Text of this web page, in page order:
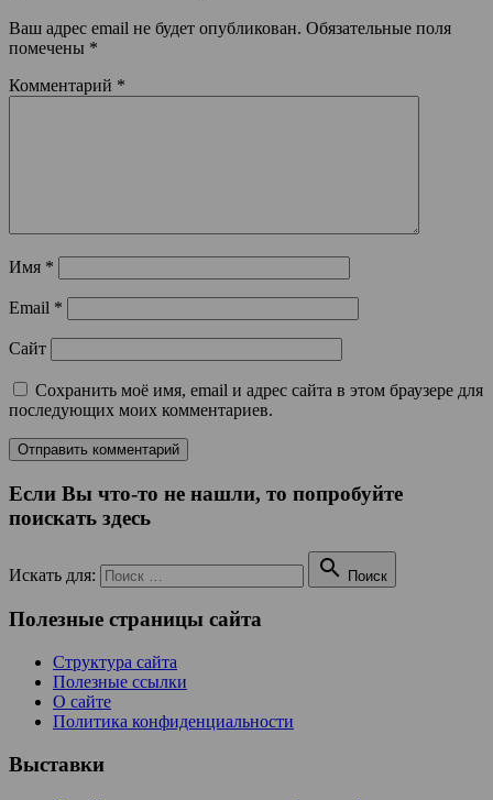
Ваш адрес email не будет опубликован. Обязательные поля
помечены *
Комментарий *
Имя *
Email *
Сайт
Сохранить моё имя, email и адрес сайта в этом браузере для
последующих моих комментариев.
Если Вы что-то не нашли, то попробуйте
поискать здесь
Искать для:  Поиск
Полезные страницы сайта
Структура сайта
Полезные ссылки
О сайте
Политика конфиденциальности
Выставки